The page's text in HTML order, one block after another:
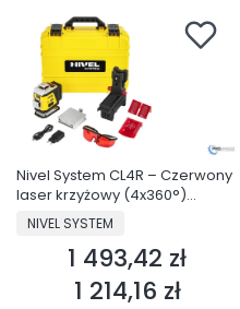
Nivel System CL4R – Czerwony
laser krzyżowy (4x360°)
Bluetooth
PRODUCENT
NIVEL SYSTEM
Cena
1 493,42 zł
Cena
1 214,16 zł